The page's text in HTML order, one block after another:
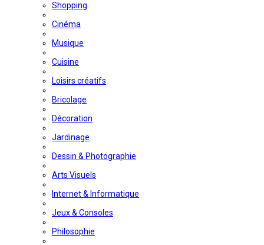
Shopping
Cinéma
Musique
Cuisine
Loisirs créatifs
Bricolage
Décoration
Jardinage
Dessin & Photographie
Arts Visuels
Internet & Informatique
Jeux & Consoles
Philosophie